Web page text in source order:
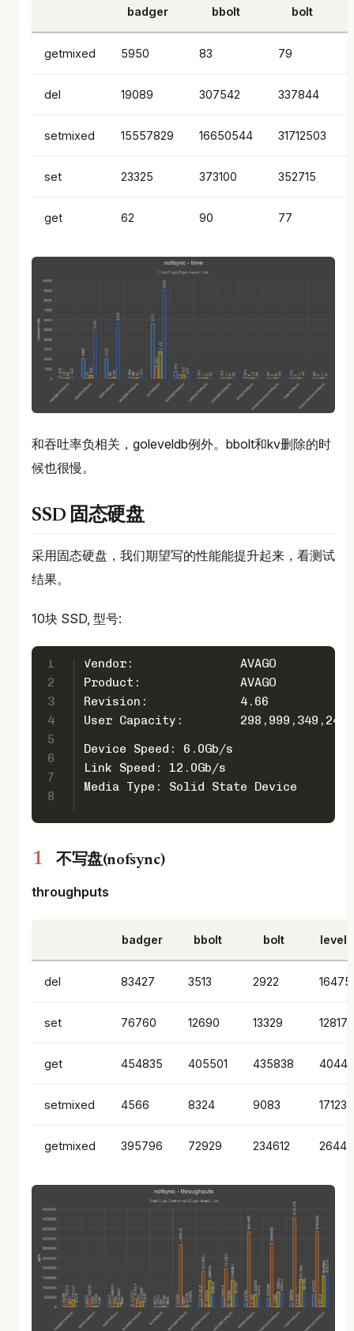
badger bbolt bolt
getmixed 5950 83 79
del 19089 307542 337844
setmixed 15557829 16650544 31712503
set 23325 373100 352715
get 62 90 77
和吞吐率负相关，goleveldb例外。bbolt和kv删除的时
候也很慢。
SSD 固态硬盘
采用固态硬盘，我们期望写的性能能提升起来，看测试
结果。
10块 SSD, 型号:
1
2
3
4
5
6
7
8
Vendor:               AVAGO
Product:              AVAGO
Revision:             4.66
User Capacity:        298,999,349,248
Device Speed: 6.0Gb/s
Link Speed: 12.0Gb/s
Media Type: Solid State Device
不写盘(nofsync)
throughputs
badger bbolt bolt
del 83427 3513 2922
set 76760 12690 13329 128174
get 454835 405501 435838
setmixed 4566 8324 9083 17123
getmixed 395796 72929 234612